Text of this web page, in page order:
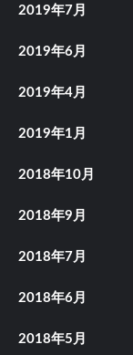
2019年7月
2019年6月
2019年4月
2019年1月
2018年10月
2018年9月
2018年7月
2018年6月
2018年5月